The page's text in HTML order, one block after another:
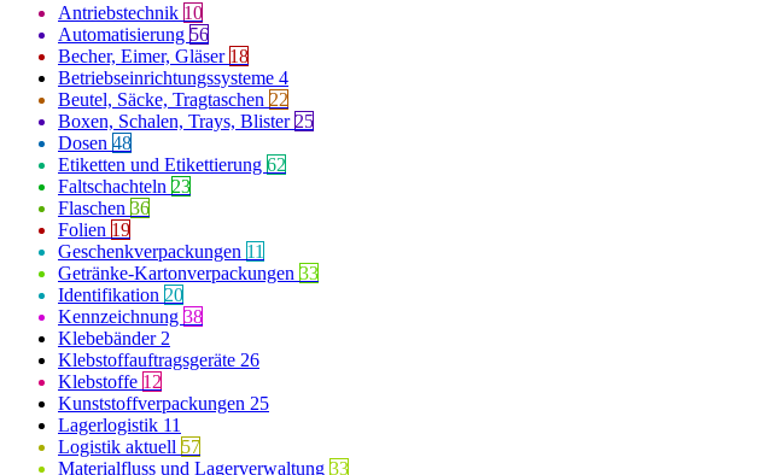
Antriebstechnik 10
Automatisierung 56
Becher, Eimer, Gläser 18
Betriebseinrichtungssysteme 4
Beutel, Säcke, Tragtaschen 22
Boxen, Schalen, Trays, Blister 25
Dosen 48
Etiketten und Etikettierung 62
Faltschachteln 23
Flaschen 36
Folien 19
Geschenkverpackungen 11
Getränke-Kartonverpackungen 33
Identifikation 20
Kennzeichnung 38
Klebebänder 2
Klebstoffauftragsgeräte 26
Klebstoffe 12
Kunststoffverpackungen 25
Lagerlogistik 11
Logistik aktuell 57
Materialfluss und Lagerverwaltung 33